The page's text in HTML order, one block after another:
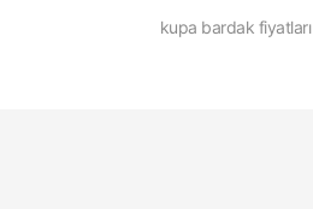
kupa bardak fiyatları